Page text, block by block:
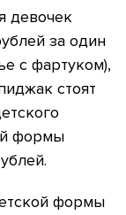
девочек
за один
с фартуком),
стоят
формы
формы